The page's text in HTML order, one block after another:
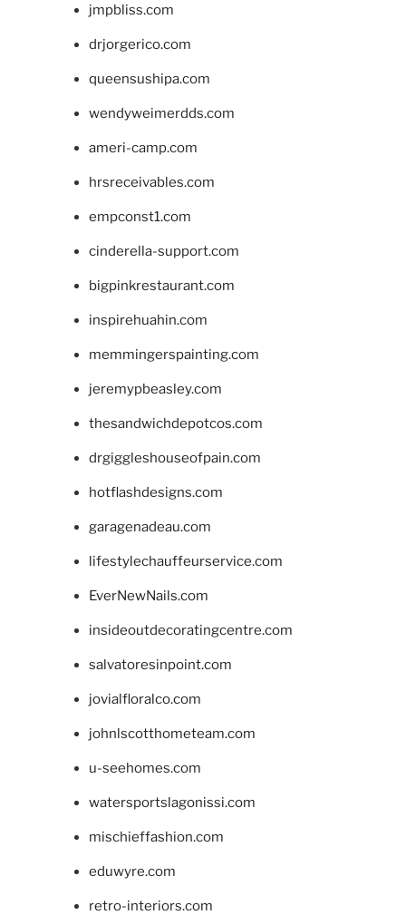
jmpbliss.com
drjorgerico.com
queensushipa.com
wendyweimerdds.com
ameri-camp.com
hrsreceivables.com
empconst1.com
cinderella-support.com
bigpinkrestaurant.com
inspirehuahin.com
memmingerspainting.com
jeremypbeasley.com
thesandwichdepotcos.com
drgiggleshouseofpain.com
hotflashdesigns.com
garagenadeau.com
lifestylechauffeurservice.com
EverNewNails.com
insideoutdecoratingcentre.com
salvatoresinpoint.com
jovialfloralco.com
johnlscotthometeam.com
u-seehomes.com
watersportslagonissi.com
mischieffashion.com
eduwyre.com
retro-interiors.com